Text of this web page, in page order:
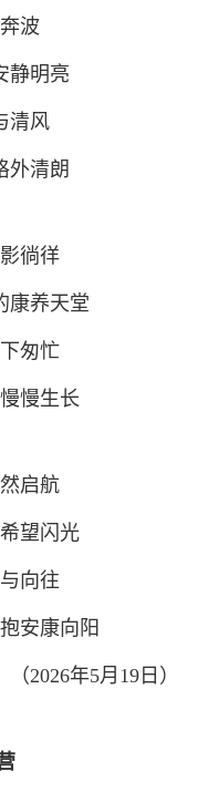
波
静明亮
清风
外清朗
徜徉
康养天堂
匆忙
慢生长
启航
望闪光
向往
安康向阳
（2026年5月19日）